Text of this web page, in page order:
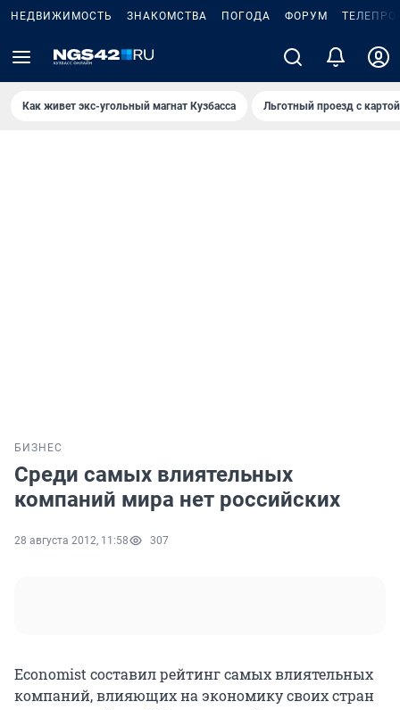
НЕДВИЖИМОСТЬ ЗНАКОМСТВА ПОГОДА ФОРУМ
Как живет экс-угольный магнат Кузбасса Льготный проезд с
БИЗНЕС
Среди самых влиятельных
компаний мира нет российских
28 августа 2012, 11:58 307
Economist составил рейтинг самых влиятельных
компаний, влияющих на экономику своих стран